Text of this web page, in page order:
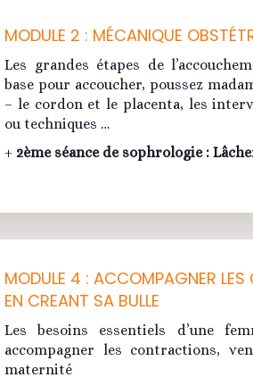
MODULE 2 : MÉCANIQUE
Les grandes étapes de
base pour accoucher, poussez
– le cordon et le placenta, les
ou techniques …
+ 2ème séance de sophrologie :
MODULE 4 : ACCOMPAGNER
EN CREANT SA BULLE
Les besoins essentiels d’une
accompagner les contractions,
maternité